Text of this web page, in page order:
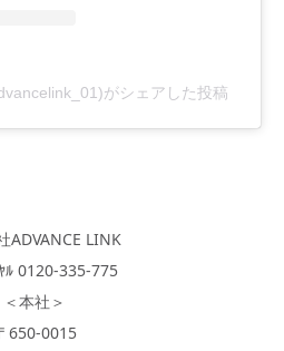
がシェアした投稿
ADVANCE LINK
ﾙ 0120-335-775
＜本社＞
650-0015